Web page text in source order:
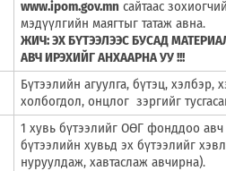
www.ipom.gov.mn сайтаас
мэдүүлгийн маягтыг татаж авна.
ЖИЧ: ЭХ БҮТЭЭЛЭЭС БУСАД
АВЧ ИРЭХИЙГ АНХААРНА УУ !!!
Бүтээлийн агуулга, бүтэц, хэлбэр,
холбогдол, онцлог зэргийг
1 хувь бүтээлийг ОӨГ фонддоо
бүтээлийн хувьд эх бүтээлийг
нуруулдаж, хавтаслаж авчирна).